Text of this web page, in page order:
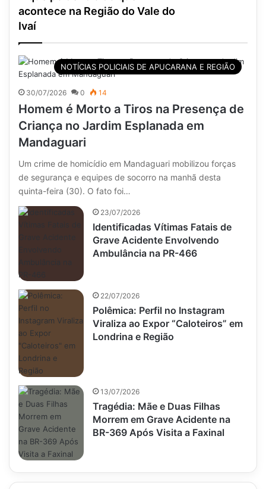
acontece na Região do Vale do
Ivaí
NOTÍCIAS POLICIAIS DE APUCARANA E REGIÃO
30/07/2026 0 14
Homem é Morto a Tiros na Presença de
Criança no Jardim Esplanada em
Mandaguari
Um crime de homicídio em Mandaguari mobilizou forças
de segurança e equipes de socorro na manhã desta
quinta-feira (30). O fato foi…
23/07/2026
Identificadas Vítimas Fatais de
Grave Acidente Envolvendo
Ambulância na PR-466
22/07/2026
Polêmica: Perfil no Instagram
Viraliza ao Expor “Caloteiros” em
Londrina e Região
13/07/2026
Tragédia: Mãe e Duas Filhas
Morrem em Grave Acidente na
BR-369 Após Visita a Faxinal